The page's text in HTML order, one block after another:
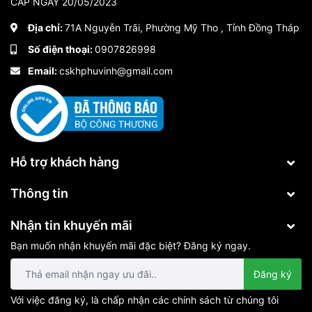
Ngoài không gian nhà ở, đèn gắn tường ngoài trời còn được ưa
công viên, bảo tàng, hay các khu resort, khách sạn. Đèn gắn
tường ngoài trời là lựa chọn phù hợp để giúp tạo điểm nhấn vào
các chi tiết nghệ thuật, thu hút sự chú ý của quan khách bởi
Địa chỉ:71A Nguyễn Trãi, Phường Mỹ Tho , Tỉnh Đồng Tháp
Số điện thoại:0907826998
Email:cskhphuvinh@gmail.com
Hỗ trợ khách hàng
Thông tin
Nhận tin khuyến mãi
Bạn muốn nhận khuyến mãi đặc biệt? Đăng ký ngay.
Đăng ký
Với việc đăng ký, là chấp nhận các chính sách từ chúng tôi